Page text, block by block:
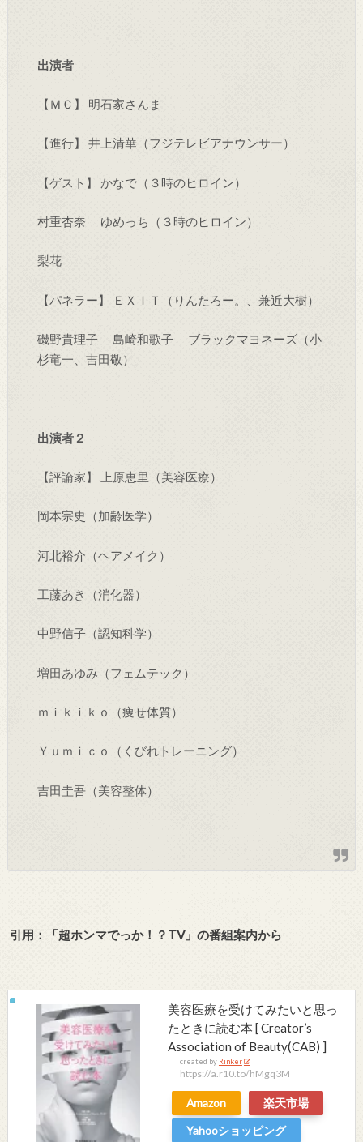
出演者
【ＭＣ】 明石家さんま
【進行】 井上清華（フジテレビアナウンサー）
【ゲスト】 かなで（３時のヒロイン）
村重杏奈 ゆめっち（３時のヒロイン）
梨花
【パネラー】 ＥＸＩＴ（りんたろー。、兼近大樹）
磯野貴理子 島崎和歌子 ブラックマヨネーズ（小
杉竜一、吉田敬）
出演者２
【評論家】 上原恵里（美容医療）
岡本宗史（加齢医学）
河北裕介（ヘアメイク）
工藤あき（消化器）
中野信子（認知科学）
増田あゆみ（フェムテック）
ｍｉｋｉｋｏ（痩せ体質）
Ｙｕｍｉｃｏ（くびれトレーニング）
吉田圭吾（美容整体）
引用：「超ホンマでっか！？TV」の番組案内から
美容医療を受けてみたいと思っ
たときに読む本 [ Creator’s
Association of Beauty(CAB) ]
created by Rinker
https://a.r10.to/hMgq3M
Amazon
楽天市場
Yahooショッピング